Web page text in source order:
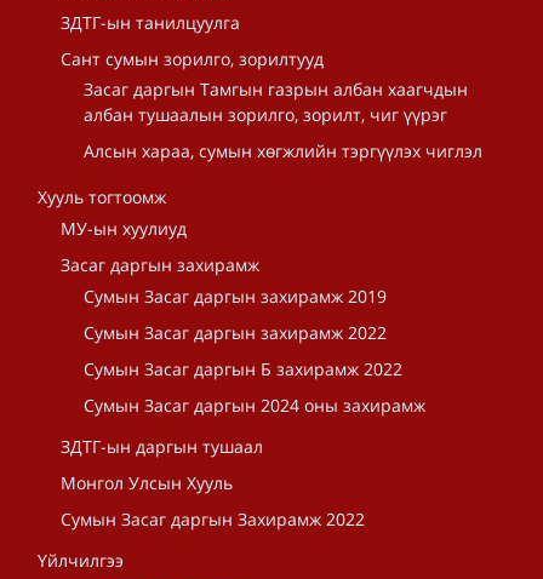
ЗДТГ-ын танилцуулга
Сант сумын зорилго, зорилтууд
Засаг даргын Тамгын газрын албан хаагчдын
албан тушаалын зорилго, зорилт, чиг үүрэг
Алсын хараа, сумын хөгжлийн тэргүүлэх чиглэл
Хууль тогтоомж
МУ-ын хуулиуд
Засаг даргын захирамж
Сумын Засаг даргын захирамж 2019
Сумын Засаг даргын захирамж 2022
Сумын Засаг даргын Б захирамж 2022
Сумын Засаг даргын 2024 оны захирамж
ЗДТГ-ын даргын тушаал
Монгол Улсын Хууль
Сумын Засаг даргын Захирамж 2022
Үйлчилгээ